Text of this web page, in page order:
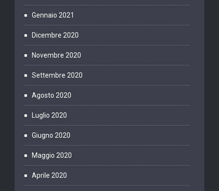
Gennaio 2021
Dicembre 2020
Novembre 2020
Settembre 2020
Agosto 2020
Luglio 2020
Giugno 2020
Maggio 2020
Aprile 2020